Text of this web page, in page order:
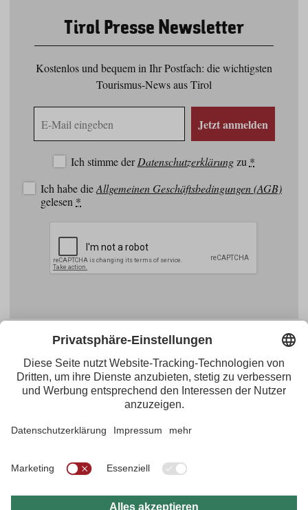
Tirol Presse Newsletter
Kostenlos und bequem in Ihr Postfach: die wichtigsten
Tourismus-News aus Tirol
Mail
Jetzt anmelden
Ich stimme derDatenschutzerklärungzu *
Ich habe dieAllgemeinen Geschäftsbedingungen (AGB)
gelesen *
Tirol Werbung
Maria-Theresien-Straße 55 · 6020 Innsbruck
+43.512.5320-656· presse@tirol.at
RSS-Feeds
Impressum
Datenschutzerklärung
Barrierefreiheitserklärung
Instagram